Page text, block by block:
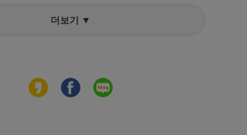
더보기 ▼